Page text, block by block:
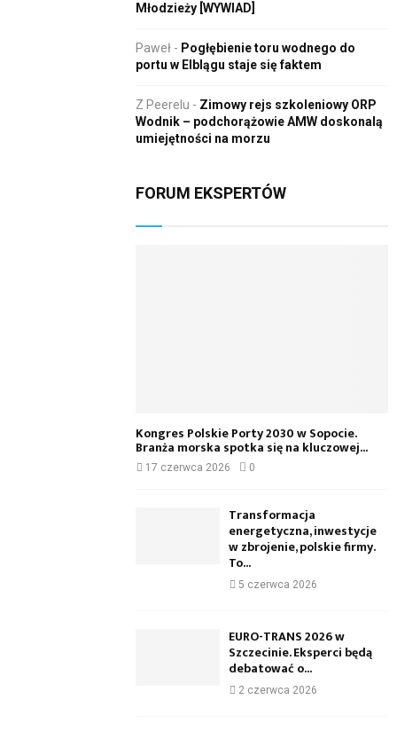
Młodzieży [WYWIAD]
Paweł - Pogłębienie toru wodnego do
portu w Elblągu staje się faktem
Z Peerelu - Zimowy rejs szkoleniowy ORP
Wodnik – podchorążowie AMW doskonalą
umiejętności na morzu
FORUM EKSPERTÓW
Kongres Polskie Porty 2030 w Sopocie.
Branża morska spotka się na kluczowej...
17 czerwca 2026 0
Transformacja
energetyczna, inwestycje
w zbrojenie, polskie firmy.
To...
5 czerwca 2026
EURO-TRANS 2026 w
Szczecinie. Eksperci będą
debatować o...
2 czerwca 2026